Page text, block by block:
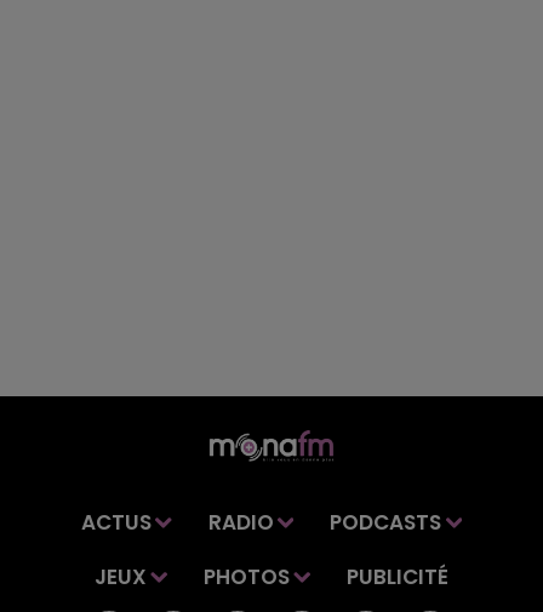
ACTUS RADIO
PODCASTS
JEUX
PHOTOS PUBLICITÉ